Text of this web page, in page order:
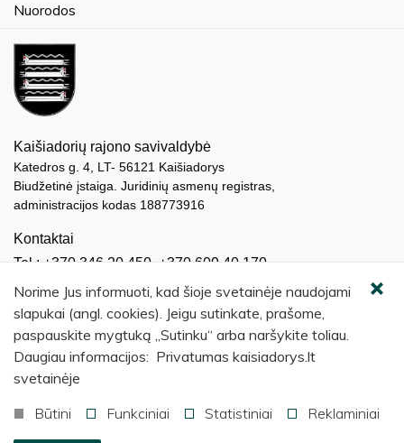
Nuorodos
Kaišiadorių rajono savivaldybė
Katedros g. 4, LT- 56121 Kaišiadorys
Biudžetinė įstaiga. Juridinių asmenų registras,
administracijos kodas 188773916
Kontaktai
Tel.: +370 346 20 450, +370 609 40 170
El. paštas.: meras@kaisiadorys.lt
dokumentai@kaisiadorys.lt
Naujienų prenumerata
© 2026 Kaišiadorių rajono savivaldybė
Norime Jus informuoti, kad šioje svetainėje naudojami
slapukai (angl. cookies). Jeigu sutinkate, prašome,
paspauskite mygtuką „Sutinku“ arba naršykite toliau.
Daugiau informacijos: Privatumas kaisiadorys.lt
svetainėje
Būtini
Funkciniai Statistiniai Reklaminiai